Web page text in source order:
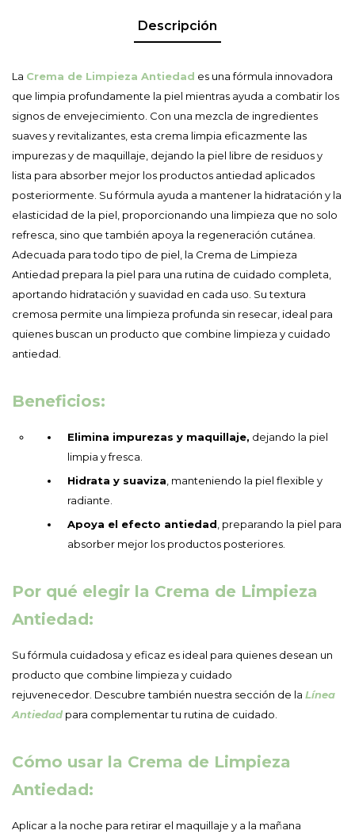
Descripción
La Crema de Limpieza Antiedad es una fórmula innovadora
que limpia profundamente la piel mientras ayuda a combatir los
signos de envejecimiento. Con una mezcla de ingredientes
suaves y revitalizantes, esta crema limpia eficazmente las
impurezas y de maquillaje, dejando la piel libre de residuos y
lista para absorber mejor los productos antiedad aplicados
posteriormente. Su fórmula ayuda a mantener la hidratación y la
elasticidad de la piel, proporcionando una limpieza que no solo
refresca, sino que también apoya la regeneración cutánea.
Adecuada para todo tipo de piel, la Crema de Limpieza
Antiedad prepara la piel para una rutina de cuidado completa,
aportando hidratación y suavidad en cada uso. Su textura
cremosa permite una limpieza profunda sin resecar, ideal para
quienes buscan un producto que combine limpieza y cuidado
antiedad.
Beneficios:
Elimina impurezas y maquillaje, dejando la piel
limpia y fresca.
Hidrata y suaviza , manteniendo la piel flexible y
radiante.
Apoya el efecto antiedad , preparando la piel para
absorber mejor los productos posteriores.
Por qué elegir la Crema de Limpieza
Antiedad:
Su fórmula cuidadosa y eficaz es ideal para quienes desean un
producto que combine limpieza y cuidado
rejuvenecedor. Descubre también nuestra sección de la Línea
Antiedad para complementar tu rutina de cuidado.
Cómo usar la Crema de Limpieza
Antiedad:
Aplicar a la noche para retirar el maquillaje y a la mañana